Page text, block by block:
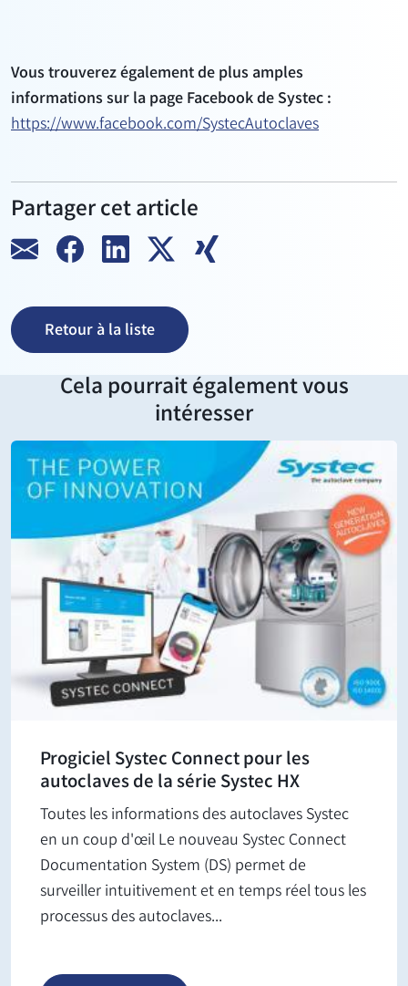
Vous trouverez également de plus amples
informations sur la page Facebook de Systec :
https://www.facebook.com/SystecAutoclaves
Partager cet article
Retour à la liste
Cela pourrait également vous
intéresser
Progiciel Systec Connect pour les
autoclaves de la série Systec HX
Toutes les informations des autoclaves Systec
en un coup d'œil Le nouveau Systec Connect
Documentation System (DS) permet de
surveiller intuitivement et en temps réel tous les
processus des autoclaves...